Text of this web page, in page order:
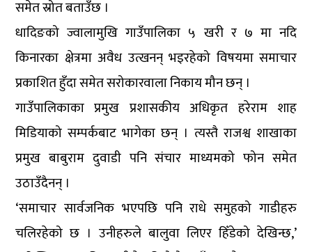
समेत स्रोत बताउँछ ।
धादिङको ज्वालामुखि गाउँपालिका ५ खरी र ७ मा नदि
किनारका क्षेत्रमा अवैध उत्खनन् भइरहेको विषयमा समाचार
प्रकाशित हुँदा समेत सरोकारवाला निकाय मौन छन् ।
गाउँपालिकाका प्रमुख प्रशासकीय अधिकृत हरेराम शाह
मिडियाको सम्पर्कबाट भागेका छन् । त्यस्तै राजश्व शाखाका
प्रमुख बाबुराम दुवाडी पनि संचार माध्यमको फोन समेत
उठाउँदैनन् ।
‘समाचार सार्वजनिक भएपछि पनि राधे समुहको गाडीहरु
चलिरहेको छ । उनीहरुले बालुवा लिएर हिँडेको देखिन्छ,’